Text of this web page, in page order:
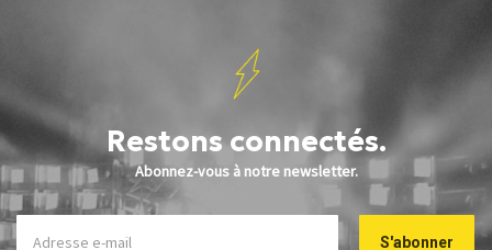
Restons connectés.
Abonnez-vous à notre newsletter.